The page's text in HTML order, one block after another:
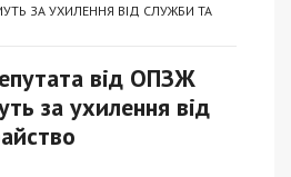
ЗА УХИЛЕННЯ ВІД СЛУЖБИ ТА
від ОПЗЖ
за ухилення від